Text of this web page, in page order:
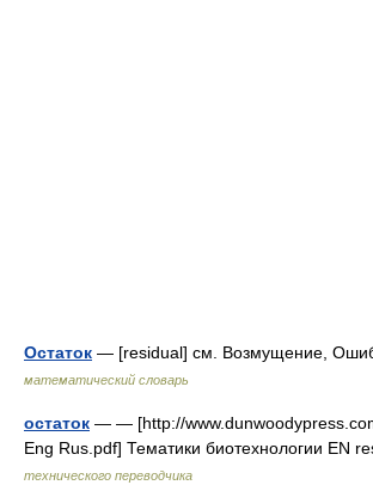
Остаток — [residual] см. Возмущение,
математический словарь
остаток — — [http://
Eng Rus.pdf] Тематики биотехнологии EN
технического переводчика